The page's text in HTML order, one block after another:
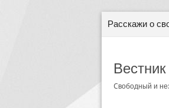
Расскажи о
Cвободный и